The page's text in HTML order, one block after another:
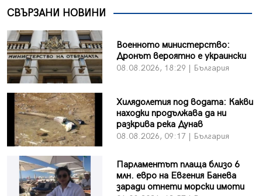
СВЪРЗАНИ НОВИНИ
Военното министерство:
Дронът вероятно е украински
08.08.2026, 18:29 | България
Хилядолетия под водата: Какви
находки продължава да ни
разкрива река Дунав
08.08.2026, 09:17 | България
Парламентът плаща близо 6
млн. евро на Евгения Банева
заради отнети морски имоти